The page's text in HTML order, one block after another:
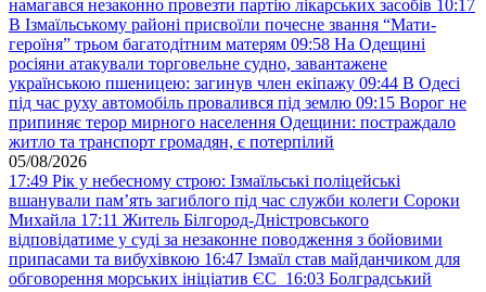
намагався незаконно провезти партію лікарських засобів 10:17
В Ізмаїльському районі присвоїли почесне звання “Мати-
героїня” трьом багатодітним матерям 09:58 На Одещині
росіяни атакували торговельне судно, завантажене
українською пшеницею: загинув член екіпажу 09:44 В Одесі
під час руху автомобіль провалився під землю 09:15 Ворог не
припиняє терор мирного населення Одещини: постраждало
житло та транспорт громадян, є потерпілий
05/08/2026
17:49 Рік у небесному строю: Ізмаїльські поліцейські
вшанували пам’ять загиблого під час служби колеги Сороки
Михайла 17:11 Житель Білгород-Дністровського
відповідатиме у суді за незаконне поводження з бойовими
припасами та вибухівкою 16:47 Ізмаїл став майданчиком для
обговорення морських ініціатив ЄС 16:03 Болградський